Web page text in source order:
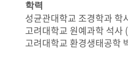
학력
성균관대학교 조경학과 학
고려대학교 원예과학 석사
고려대학교 환경생태공학